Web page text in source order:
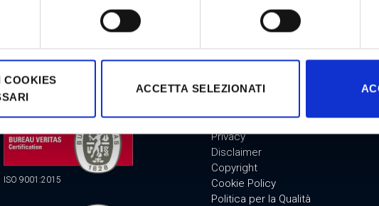
COOKIES
ACCETTA SELEZIONATI
CERTIFICAZIONI
ISO 9001:2015
Modello Organizzativo
Privacy
Disclaimer
Copyright
Cookie Policy
Politica per la Qualità